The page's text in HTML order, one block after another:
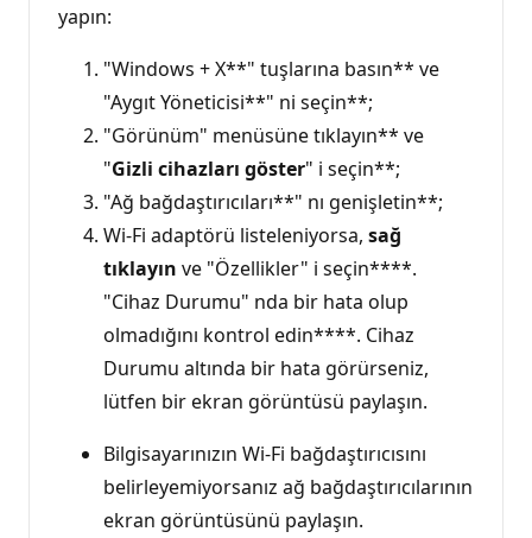
yapın:
"Windows + X**" tuşlarına basın** ve
"Aygıt Yöneticisi**" ni seçin**;
"Görünüm" menüsüne tıklayın** ve
"Gizli cihazları göster" i seçin**;
"Ağ bağdaştırıcıları**" nı genişletin**;
Wi-Fi adaptörü listeleniyorsa, sağ
tıklayın ve "Özellikler" i seçin****.
"Cihaz Durumu" nda bir hata olup
olmadığını kontrol edin****. Cihaz
Durumu altında bir hata görürseniz,
lütfen bir ekran görüntüsü paylaşın.
Bilgisayarınızın Wi-Fi bağdaştırıcısını
belirleyemiyorsanız ağ bağdaştırıcılarının
ekran görüntüsünü paylaşın.